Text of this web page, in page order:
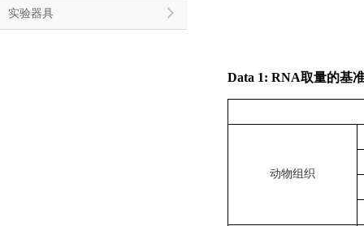
实验器具
Data 1: RNA取量的基
动物组织